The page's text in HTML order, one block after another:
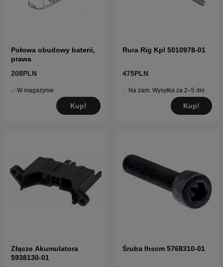
Połowa obudowy baterii,
prawa
208PLN
W magazynie
Kup!
Rura Rig Kpl 5010978-01
475PLN
Na zam. Wysyłka za 2–5 dni
Kup!
Złącze Akumulatora
5938130-01
Śruba Ihscm 5768310-01